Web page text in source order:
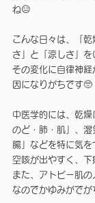
ね😑
こんな日々は、「
さ」と「涼しさ」を
その変化に自律神
因になりがちです🥺
中医学的には、乾燥
のど・肺・肌」、
腸」などを特に気を
空咳が出やすく、下
また、アトピー肌
なのでかゆみがでが